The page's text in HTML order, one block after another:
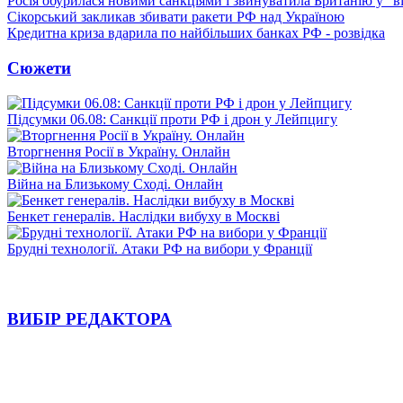
Сікорський закликав збивати ракети РФ над Україною
Кредитна криза вдарила по найбільших банках РФ - розвідка
Сюжети
Підсумки 06.08: Санкції проти РФ і дрон у Лейпцигу
Вторгнення Росії в Україну. Онлайн
Війна на Близькому Сході. Онлайн
Бенкет генералів. Наслідки вибуху в Москві
Брудні технології. Атаки РФ на вибори у Франції
ВИБІР РЕДАКТОРА